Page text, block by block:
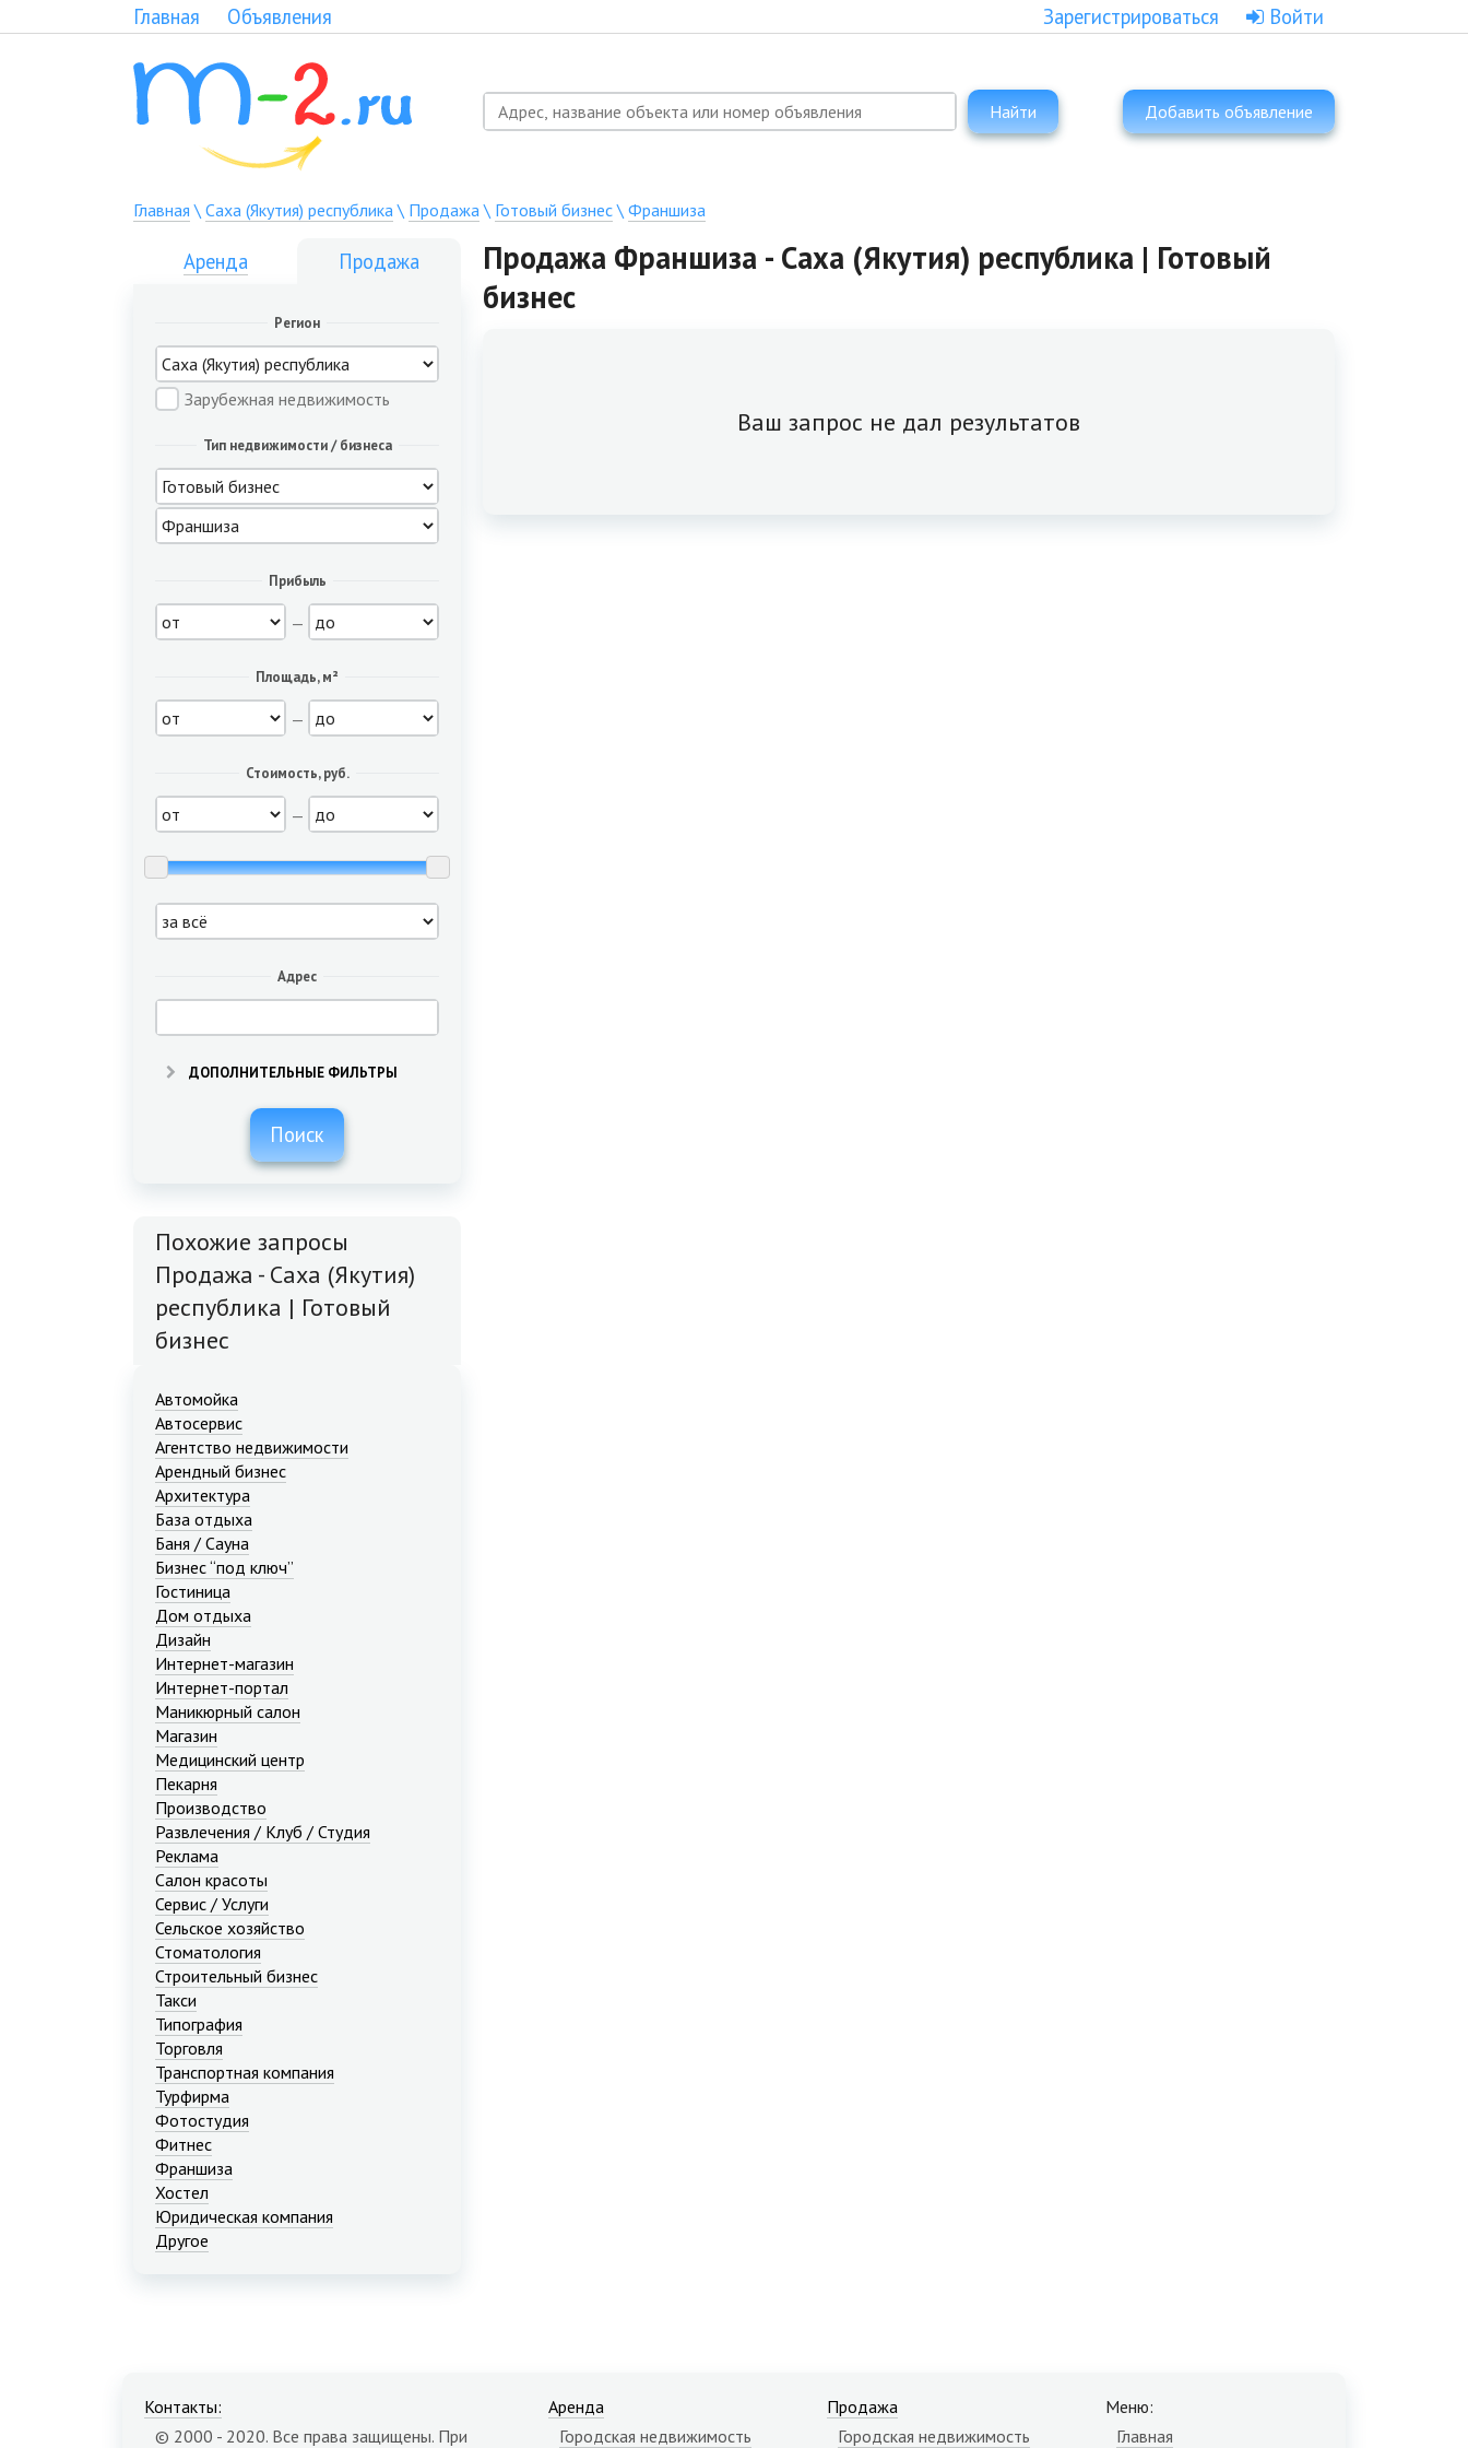
Главная Объявления Зарегистрироваться Войти
Найти Добавить объявление
Главная \ Саха (Якутия) республика\ Продажа\ Готовый бизнес\ Франшиза
Аренда Продажа
Регион
Зарубежная недвижимость
Тип недвижимости / бизнеса
Прибыль
—
Площадь, м²
—
Стоимость, руб.
—
Адрес
ДОПОЛНИТЕЛЬНЫЕ ФИЛЬТРЫ
Поиск
Похожие запросы
Продажа - Саха (Якутия)
республика | Готовый
бизнес
Автомойка
Автосервис
Агентство недвижимости
Арендный бизнес
Архитектура
База отдыха
Баня / Сауна
Бизнес “под ключ”
Гостиница
Дом отдыха
Дизайн
Интернет-магазин
Интернет-портал
Маникюрный салон
Магазин
Медицинский центр
Пекарня
Производство
Развлечения / Клуб / Студия
Реклама
Салон красоты
Сервис / Услуги
Сельское хозяйство
Стоматология
Строительный бизнес
Такси
Типография
Торговля
Транспортная компания
Турфирма
Фотостудия
Фитнес
Франшиза
Хостел
Юридическая компания
Другое
Продажа Франшиза - Саха (Якутия) республика | Готовый
бизнес
Ваш запрос не дал результатов
Контакты:
© 2000 - 2020. Все права защищены. При
Аренда
Городская недвижимость
Продажа
Городская недвижимость
Меню:
Главная